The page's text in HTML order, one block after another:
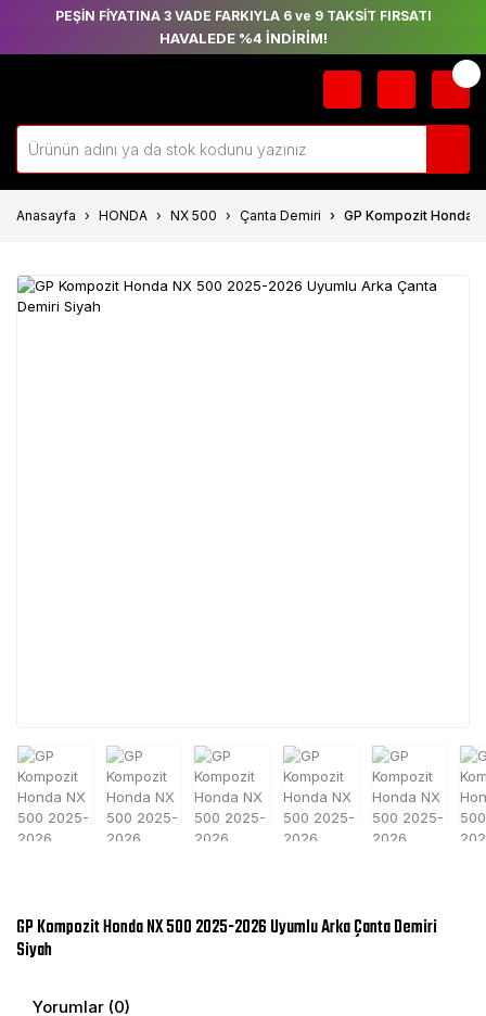
PEŞİN FİYATINA 3 VADE FARKIYLA 6 ve 9 TAKSİT FIRSATI
HAVALEDE %4 İNDİRİM!
Anasayfa HONDA NX 500 Çanta Demiri GP Kompozit Honda
GP Kompozit Honda NX 500 2025-2026 Uyumlu Arka Çanta Demiri
Siyah
Yorumlar (0)